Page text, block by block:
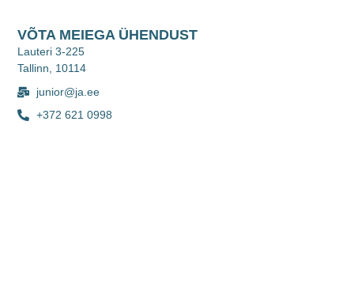
VÕTA MEIEGA ÜHENDUST
Lauteri 3-225
Tallinn, 10114
junior@ja.ee
+372 621 0998